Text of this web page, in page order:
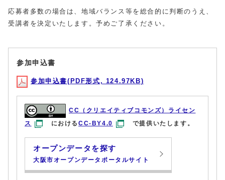
応募者多数の場合は、地域バランス等を総合的に判断のうえ、
受講者を決定いたします。予めご了承ください。
参加申込書
参加申込書(PDF形式, 124.97KB)
CC（クリエイティブコモンズ）ライセン
ス
におけるCC-BY4.0 で提供いたします。
オープンデータを探す
大阪市オープンデータポータルサイト